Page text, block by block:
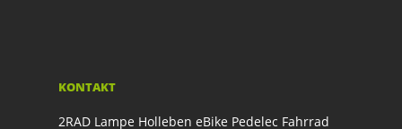
KONTAKT
2RAD Lampe Holleben eBike Pedelec Fahrrad